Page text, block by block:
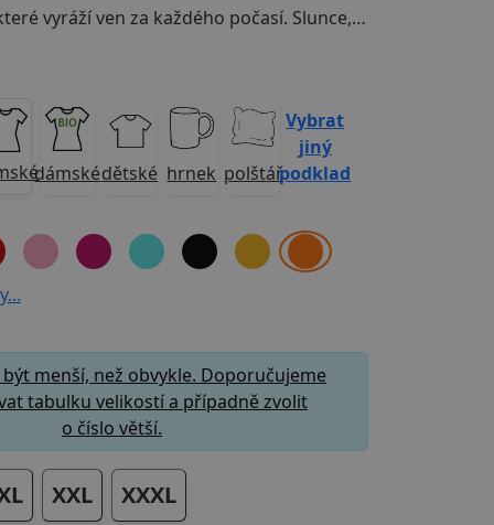
Pro HoroŠlapky, které vyráží ven za každého počasí. Slunce, vítr, stezka - a ty. Tenhle motiv je o lehkosti, spontánnosti a radosti z cesty. Pokud víš, že nejlepší plány vznikají cestou, budeš se v něm cítit doma.
dámskédětské hrnek polštář
Vybrat
jiný
podklad
menší, než obvykle. Doporučujeme
tabulku velikostí a případně zvolit
o číslo větší.
XXL XXXL